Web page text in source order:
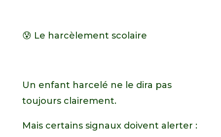
😰 Le harcèlement scolaire
Un enfant harcelé ne le dira pas
toujours clairement.
Mais certains signaux doivent alerter :